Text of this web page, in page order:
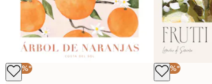
-40%* -40%*